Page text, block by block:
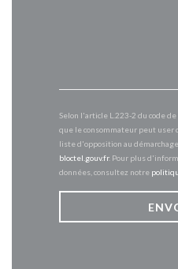
Selon l'article L.223-2 du code
que le consommateur peut user
liste d'opposition au
bloctel.gouv.fr. Pour plus
données, consultez notre